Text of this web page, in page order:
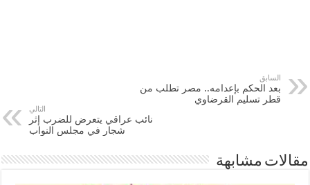
السابق
بعد الحكم بإعدامه.. مصر تطلب من
قطر تسليم القرضاوي
التالي
نائب عراقي يتعرض للضرب إثر
شجار في مجلس النواب
مقالات مشابهة